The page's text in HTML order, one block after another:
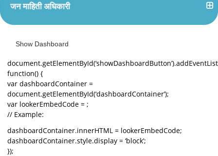
जन माहिती अधिकारी
Show Dashboard
function() {
var dashboardContainer =
document.getElementById(‘dashboardContainer’);
var lookerEmbedCode = ;
// Example:
dashboardContainer.innerHTML = lookerEmbedCode;
dashboardContainer.style.display = ‘block’;
});